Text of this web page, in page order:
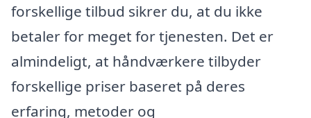
forskellige tilbud sikrer du, at du ikke
betaler for meget for tjenesten. Det er
almindeligt, at håndværkere tilbyder
forskellige priser baseret på deres
erfaring, metoder og